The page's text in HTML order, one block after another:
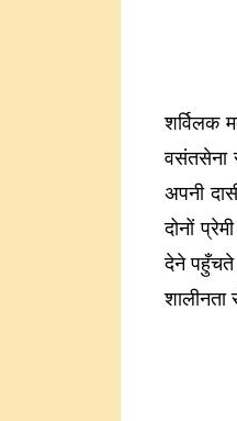
शर्विलक
वसंतसेना
अपनी
दोनों
देने पहुँचते
शालीनता